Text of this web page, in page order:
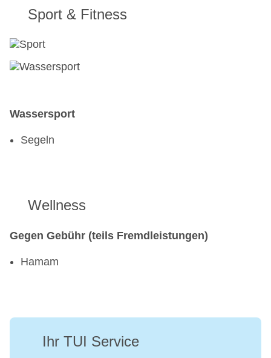
Sport & Fitness
Wassersport
Segeln
Wellness
Gegen Gebühr (teils Fremdleistungen)
Hamam
Ihr TUI Service